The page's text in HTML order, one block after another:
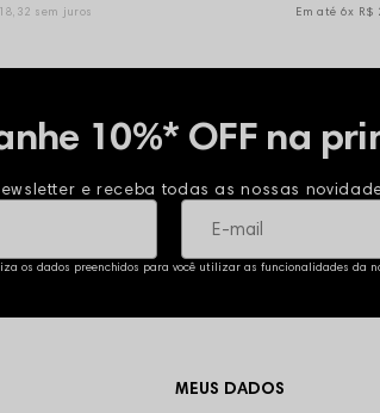
sem juros 6x R$
10%* OFF na
e receba todas as nossas
os dados preenchidos para você utilizar as funcionalidades da
MEUS DADOS